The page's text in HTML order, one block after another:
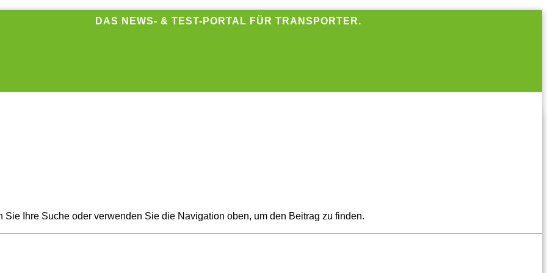
DAS NEWS- & TEST-PORTAL FÜR TRANSPORTER.
Ihre Suche oder verwenden Sie die Navigation oben, um den Beitrag zu finden.